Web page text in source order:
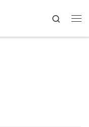
Search